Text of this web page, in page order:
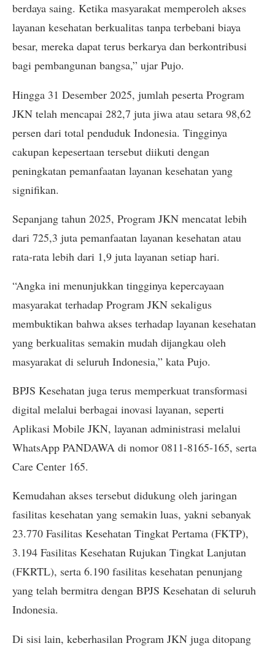
berdaya saing. Ketika masyarakat memperoleh akses
layanan kesehatan berkualitas tanpa terbebani biaya
besar, mereka dapat terus berkarya dan berkontribusi
bagi pembangunan bangsa,” ujar Pujo.
Hingga 31 Desember 2025, jumlah peserta Program
JKN telah mencapai 282,7 juta jiwa atau setara 98,62
persen dari total penduduk Indonesia. Tingginya
cakupan kepesertaan tersebut diikuti dengan
peningkatan pemanfaatan layanan kesehatan yang
signifikan.
Sepanjang tahun 2025, Program JKN mencatat lebih
dari 725,3 juta pemanfaatan layanan kesehatan atau
rata-rata lebih dari 1,9 juta layanan setiap hari.
“Angka ini menunjukkan tingginya kepercayaan
masyarakat terhadap Program JKN sekaligus
membuktikan bahwa akses terhadap layanan kesehatan
yang berkualitas semakin mudah dijangkau oleh
masyarakat di seluruh Indonesia,” kata Pujo.
BPJS Kesehatan juga terus memperkuat transformasi
digital melalui berbagai inovasi layanan, seperti
Aplikasi Mobile JKN, layanan administrasi melalui
WhatsApp PANDAWA di nomor 0811-8165-165, serta
Care Center 165.
Kemudahan akses tersebut didukung oleh jaringan
fasilitas kesehatan yang semakin luas, yakni sebanyak
23.770 Fasilitas Kesehatan Tingkat Pertama (FKTP),
3.194 Fasilitas Kesehatan Rujukan Tingkat Lanjutan
(FKRTL), serta 6.190 fasilitas kesehatan penunjang
yang telah bermitra dengan BPJS Kesehatan di seluruh
Indonesia.
Di sisi lain, keberhasilan Program JKN juga ditopang